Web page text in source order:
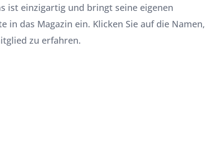
ist einzigartig und bringt seine eigenen
in das Magazin ein. Klicken Sie auf die Namen,
zu erfahren.